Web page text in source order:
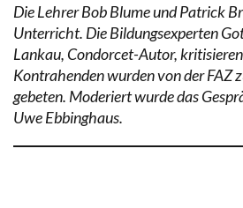
Die Lehrer Bob Blume und Patrick
Unterricht. Die Bildungsexperten
Lankau, Condorcet-Autor,
Kontrahenden wurden von der FAZ
gebeten. Moderiert wurde das
Uwe Ebbinghaus.